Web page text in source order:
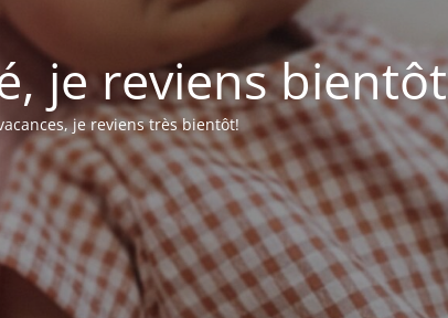
je reviens bientôt
je reviens très bientôt!